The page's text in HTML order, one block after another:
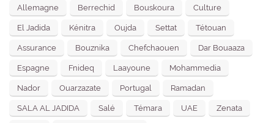
Allemagne Berrechid Bouskoura Culture
El Jadida Kénitra Oujda Settat Tétouan
Assurance Bouznika Chefchaouen Dar Bouaaza
Espagne Fnideq Laayoune Mohammedia
Nador Ouarzazate Portugal Ramadan
SALA AL JADIDA Salé Témara UAE Zenata